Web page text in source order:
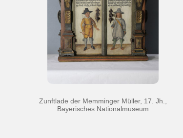
Zunftlade der Memminger Müller, 17. Jh.,
Bayerisches Nationalmuseum